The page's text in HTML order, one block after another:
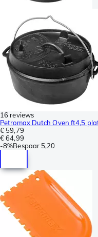
16 reviews
Petromax Dutch Oven ft4,5
€ 59,79
€ 64,99
-8%Bespaar 5,20